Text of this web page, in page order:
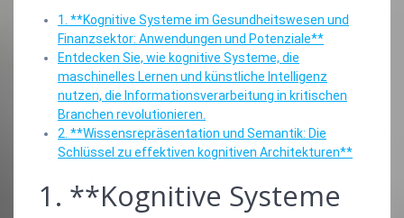
1. **Kognitive Systeme im Gesundheitswesen und
Finanzsektor: Anwendungen und Potenziale**
Entdecken Sie, wie kognitive Systeme, die
maschinelles Lernen und künstliche Intelligenz
nutzen, die Informationsverarbeitung in kritischen
Branchen revolutionieren.
2. **Wissensrepräsentation und Semantik: Die
Schlüssel zu effektiven kognitiven Architekturen**
1. **Kognitive Systeme